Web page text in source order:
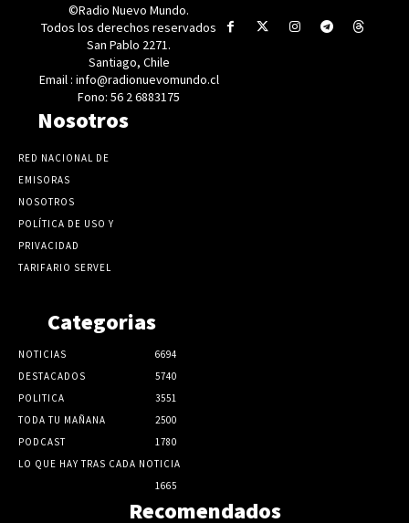
©Radio Nuevo Mundo.
Todos los derechos reservados
San Pablo 2271.
Santiago, Chile
Email : info@radionuevomundo.cl
Fono: 56 2 6883175
Nosotros
RED NACIONAL DE
EMISORAS
NOSOTROS
POLÍTICA DE USO Y
PRIVACIDAD
TARIFARIO SERVEL
Categorias
NOTICIAS
6694
DESTACADOS
5740
POLITICA
3551
TODA TU MAÑANA
2500
PODCAST
1780
LO QUE HAY TRAS CADA NOTICIA
1665
Recomendados